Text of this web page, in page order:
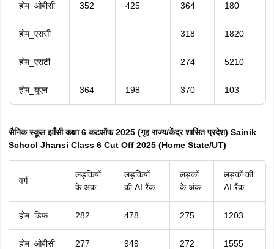
होम_ओबीसी 352 425 364 180
होम_एससी 318 1820
होम_एसटी 274 5210
होम_यूएन 364 198 370 103
सैनिक स्कूल झाँसी कक्षा 6 कटऑफ 2025 (गृह राज्य/केंद्र शासित प्रदेश) Sainik
School Jhansi Class 6 Cut Off 2025 (Home State/UT)
वर्ग
लड़कियों
के अंक
लड़कियों
की AI रैंक
लड़कों
के अंक
लड़कों की
AI रैंक
होम_डिफ़ 282 478 275 1203
होम_ओबीसी 277 949 272 1555